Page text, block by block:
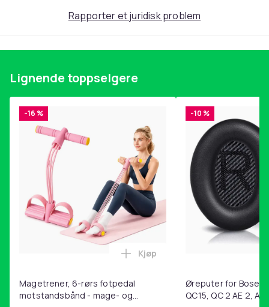
e3e22ae9-ad60-511e-bd26-25d7b6ec8a78
Rapporter et juridisk problem
Lignende toppselgere
-16 %
Magetrener, 6-rørs fotpedal
motstandsbånd - mage- og
Legg Magetrener, 6-rørs
Kjøp
-10 %
Øreputer for Bose
QC15, QC 2 AE 2, AE